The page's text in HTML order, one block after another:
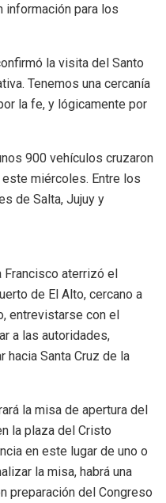
información para los
la visita del Santo
Tenemos una cercanía
la fe, y lógicamente por
900 vehículos cruzaron
miércoles. Entre los
de Salta, Jujuy y
Francisco aterrizó el
de El Alto, cercano a
entrevistarse con el
a las autoridades,
hacia Santa Cruz de la
la misa de apertura del
la plaza del Cristo
en este lugar de uno o
la misa, habrá una
preparación del Congreso